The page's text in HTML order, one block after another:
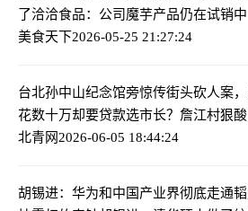
了洽洽食品：公司魔芋产品仍在试销中
美食天下2026-05-25 21:27:24
台北孙中山纪念馆旁惊传街头砍人案
花数十万却要贷款选市长？詹江村狠
北青网2026-06-05 18:44:24
胡锡进：华为和中国产业界彻底走通